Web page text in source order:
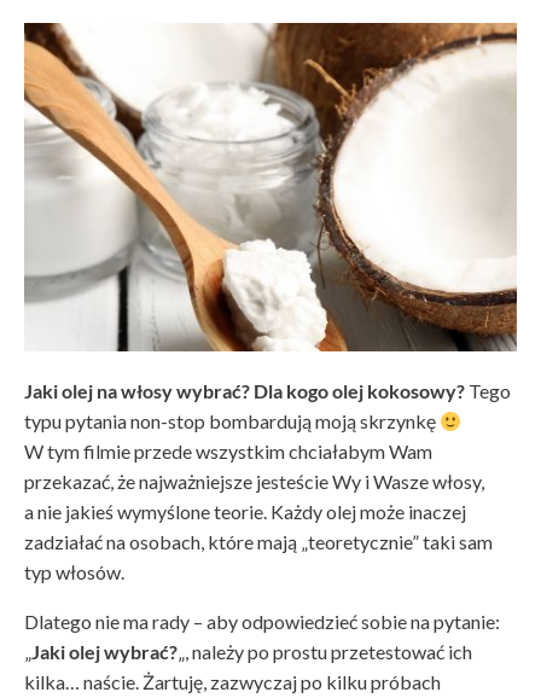
Jaki olej na włosy wybrać? Dla kogo olej kokosowy? Tego
typu pytania non-stop bombardują moją skrzynkę
W tym filmie przede wszystkim chciałabym Wam
przekazać, że najważniejsze jesteście Wy i Wasze włosy,
a nie jakieś wymyślone teorie. Każdy olej może inaczej
zadziałać na osobach, które mają „teoretycznie” taki sam
typ włosów.
Dlatego nie ma rady – aby odpowiedzieć sobie na pytanie:
„Jaki olej wybrać?„, należy po prostu przetestować ich
kilka… naście. Żartuję, zazwyczaj po kilku próbach